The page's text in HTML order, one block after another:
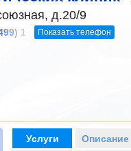
д.20/9
1 Показать телефон
Услуги Описание